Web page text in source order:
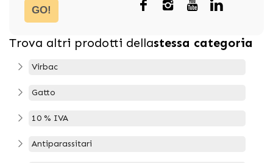
GO!
Trova altri prodotti dellastessa categoria
Virbac
Gatto
10 % IVA
Antiparassitari